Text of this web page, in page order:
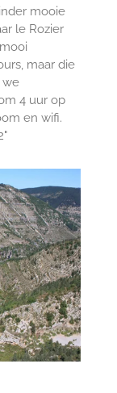
mooie
le Rozier
maar die
we
4 uur op
en wifi.